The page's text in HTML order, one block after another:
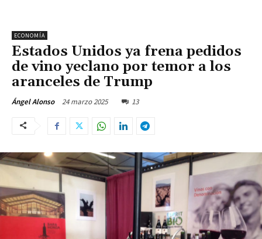
ECONOMÍA
Estados Unidos ya frena pedidos
de vino yeclano por temor a los
aranceles de Trump
Ángel Alonso 24 marzo 2025 13